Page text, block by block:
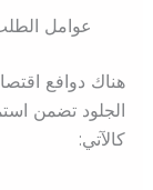
عوامل
هناك دوافع
الجلود تضمن
كالآتي: